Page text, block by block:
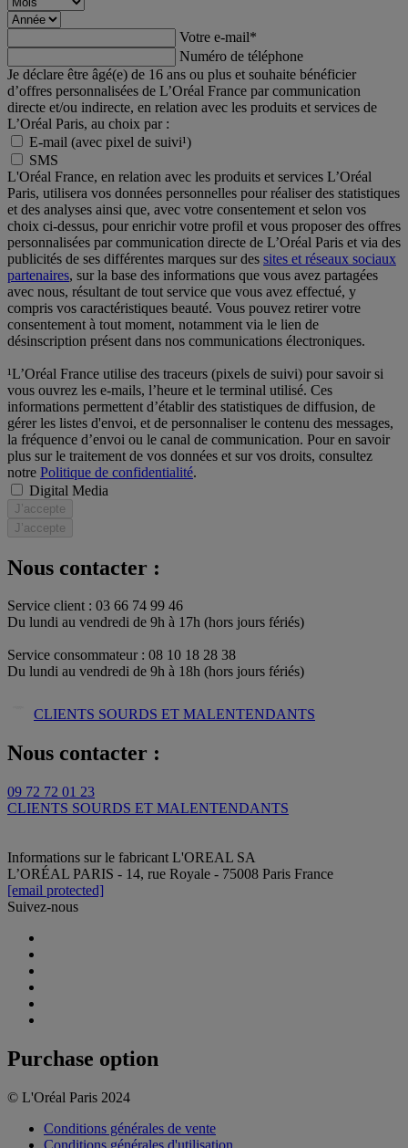
Votre e-mail*
Numéro de téléphone
Je déclare être âgé(e) de 16 ans ou plus et souhaite bénéficier
d’offres personnalisées de L’Oréal France par communication
directe et/ou indirecte, en relation avec les produits et services de
L’Oréal Paris, au choix par :
E-mail (avec pixel de suivi¹)
SMS
L'Oréal France, en relation avec les produits et services L’Oréal
Paris, utilisera vos données personnelles pour réaliser des statistiques
et des analyses ainsi que, avec votre consentement et selon vos
choix ci-dessus, pour enrichir votre profil et vous proposer des offres
personnalisées par communication directe de L’Oréal Paris et via des
publicités de ses différentes marques sur des sites et réseaux sociaux
partenaires, sur la base des informations que vous avez partagées
avec nous, résultant de tout service que vous avez effectué, y
compris vos caractéristiques beauté. Vous pouvez retirer votre
consentement à tout moment, notamment via le lien de
désinscription présent dans nos communications électroniques.
¹L’Oréal France utilise des traceurs (pixels de suivi) pour savoir si
vous ouvrez les e-mails, l’heure et le terminal utilisé. Ces
informations permettent d’établir des statistiques de diffusion, de
gérer les listes d'envoi, et de personnaliser le contenu des messages,
la fréquence d’envoi ou le canal de communication. Pour en savoir
plus sur le traitement de vos données et sur vos droits, consultez
notre Politique de confidentialité.
Digital Media
J’accepte
J’accepte
Nous contacter :
Service client : 03 66 74 99 46
Du lundi au vendredi de 9h à 17h (hors jours fériés)​
Service consommateur : 08 10 18 28 38
Du lundi au vendredi de 9h à 18h (hors jours fériés)
CLIENTS SOURDS ET MALENTENDANTS
Nous contacter :
09 72 72 01 23
CLIENTS SOURDS ET MALENTENDANTS
Informations sur le fabricant L'OREAL SA
L’ORÉAL PARIS - 14, rue Royale - 75008 Paris France
[email protected]
Suivez-nous
Purchase option
© L'Oréal Paris 2024
Conditions générales de vente
Conditions générales d'utilisation